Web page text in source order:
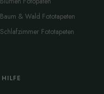
Baum & Wald Fototapeten
Schlafzimmer Fototapeten
HILFE